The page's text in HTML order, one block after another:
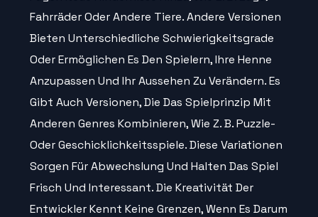
Fahrräder Oder Andere Tiere. Andere Versionen
Bieten Unterschiedliche Schwierigkeitsgrade
Oder Ermöglichen Es Den Spielern, Ihre Henne
Anzupassen Und Ihr Aussehen Zu Verändern. Es
Gibt Auch Versionen, Die Das Spielprinzip Mit
Anderen Genres Kombinieren, Wie Z. B. Puzzle-
Oder Geschicklichkeitsspiele. Diese Variationen
Sorgen Für Abwechslung Und Halten Das Spiel
Frisch Und Interessant. Die Kreativität Der
Entwickler Kennt Keine Grenzen, Wenn Es Darum